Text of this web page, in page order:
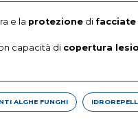
e la protezione di
capacità di copertura
ALGHE FUNGHI